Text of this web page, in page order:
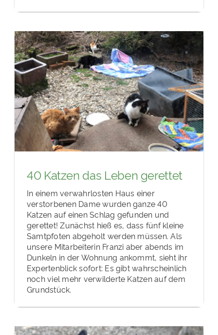
40 Katzen das Leben gerettet
In einem verwahrlosten Haus einer
verstorbenen Dame wurden ganze 40
Katzen auf einen Schlag gefunden und
gerettet! Zunächst hieß es, dass fünf kleine
Samtpfoten abgeholt werden müssen. Als
unsere Mitarbeiterin Franzi aber abends im
Dunkeln in der Wohnung ankommt, sieht ihr
Expertenblick sofort: Es gibt wahrscheinlich
noch viel mehr verwilderte Katzen auf dem
Grundstück.